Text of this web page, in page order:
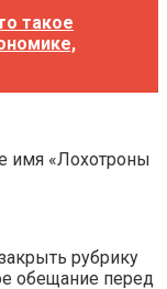
такое
имя «Лохотроны
рубрику
обещание перед